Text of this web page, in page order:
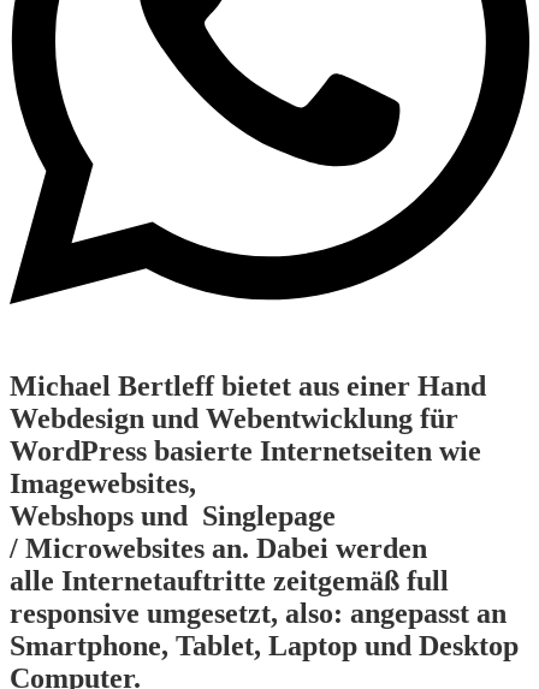
Michael Bertleff bietet aus einer Hand
Webdesign und Webentwicklung für
WordPress basierte Internetseiten wie
Imagewebsites,
Webshops und Singlepage
/ Microwebsites an. Dabei werden
alle Internetauftritte zeitgemäß full
responsive umgesetzt, also: angepasst an
Smartphone, Tablet, Laptop und Desktop
Computer.